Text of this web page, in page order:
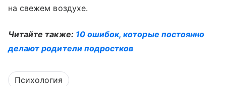
на свежем воздухе.
Читайте также: 10 ошибок, которые постоянно
делают родители подростков
Психология